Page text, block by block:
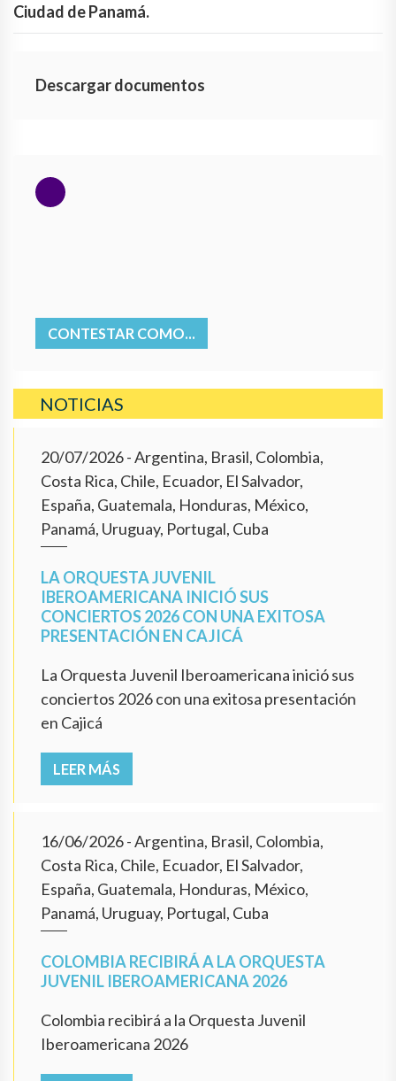
Ciudad de Panamá.
Descargar documentos
CONTESTAR COMO...
NOTICIAS
20/07/2026- Argentina, Brasil, Colombia,
Costa Rica, Chile, Ecuador, El Salvador,
España, Guatemala, Honduras, México,
Panamá, Uruguay, Portugal, Cuba
LA ORQUESTA JUVENIL
IBEROAMERICANA INICIÓ SUS
CONCIERTOS 2026 CON UNA EXITOSA
PRESENTACIÓN EN CAJICÁ
La Orquesta Juvenil Iberoamericana inició sus
conciertos 2026 con una exitosa presentación
en Cajicá
LEER MÁS
16/06/2026- Argentina, Brasil, Colombia,
Costa Rica, Chile, Ecuador, El Salvador,
España, Guatemala, Honduras, México,
Panamá, Uruguay, Portugal, Cuba
COLOMBIA RECIBIRÁ A LA ORQUESTA
JUVENIL IBEROAMERICANA 2026
Colombia recibirá a la Orquesta Juvenil
Iberoamericana 2026